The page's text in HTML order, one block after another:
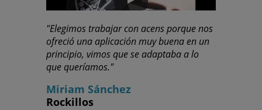
"Elegimos trabajar con acens porque nos
ofreció una aplicación muy buena en un
principio, vimos que se adaptaba a lo
que queríamos."
Miriam Sánchez
Rockillos